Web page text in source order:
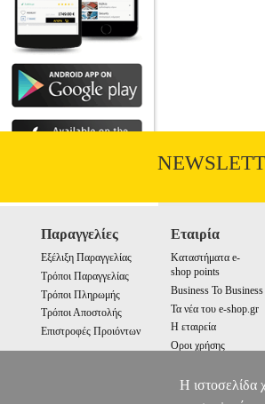
Παραγγελίες
Εξέλιξη Παραγγελίας
Τρόποι Παραγγελίας
Τρόποι Πληρωμής
Τρόποι Αποστολής
Επιστροφές Προιόντων
Εταιρία
Καταστήματα e-
shop points
Business To Business
Τα νέα του e-shop.gr
Η εταιρεία
Οροι χρήσης
Η ιστοσελίδα